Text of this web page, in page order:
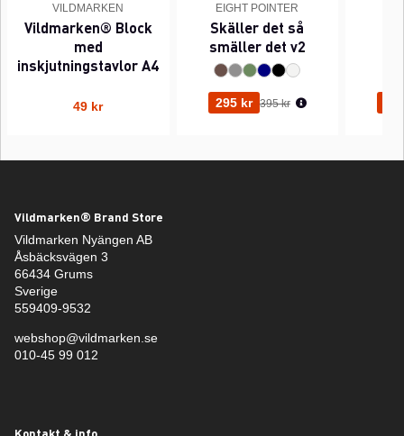
VILDMARKEN
Vildmarken® Block
med
inskjutningstavlor A4
49 kr
EIGHT POINTER
Skäller det så
smäller det v2
295 kr Ordinarie pris:
395 kr
Vildmarken® Brand Store
Vildmarken Nyängen AB
Åsbäcksvägen 3
66434 Grums
Sverige
559409-9532
webshop@vildmarken.se
010-45 99 012
Kontakt & info